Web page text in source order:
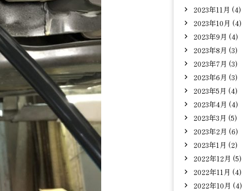
2023年11月 (4)
2023年10月 (4)
2023年9月 (4)
2023年8月 (3)
2023年7月 (3)
2023年6月 (3)
2023年5月 (4)
2023年4月 (4)
2023年3月 (5)
2023年2月 (6)
2023年1月 (2)
2022年12月 (5)
2022年11月 (4)
2022年10月 (4)